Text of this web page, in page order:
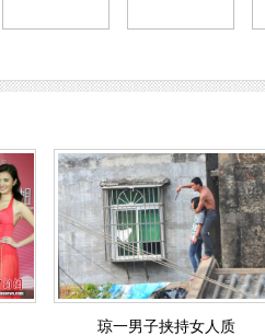
琼一男子挟持女人质